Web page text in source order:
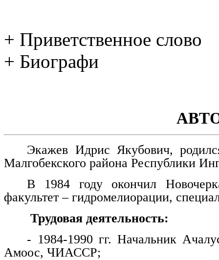
+ Приветственное слово
+ Биографи
Экажев Идрис Якубович,
Малгобекского района Республики
В 1984 году окончил
факультет – гидромелиорации,
Трудовая деятельность:
- 1984-1990 гг. Начальник
Амоос, ЧИАССР;